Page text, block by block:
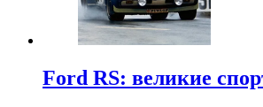
Ford RS: великие